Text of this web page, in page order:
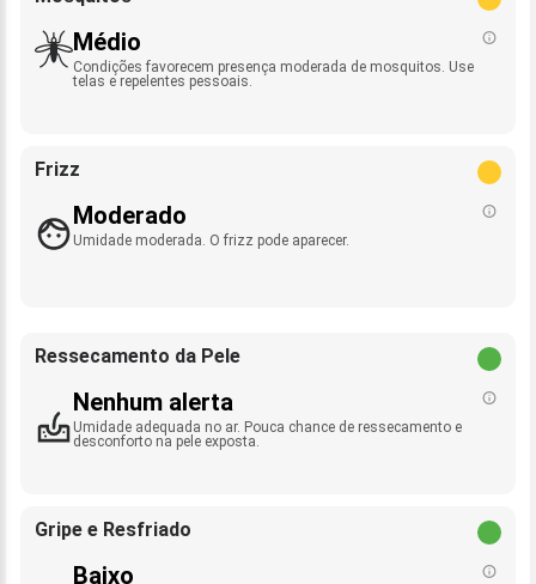
Médio
Condições favorecem presença moderada de mosquitos. Use
telas e repelentes pessoais.
Frizz
Moderado
Umidade moderada. O frizz pode aparecer.
Ressecamento da Pele
Nenhum alerta
Umidade adequada no ar. Pouca chance de ressecamento e
desconforto na pele exposta.
Gripe e Resfriado
Baixo